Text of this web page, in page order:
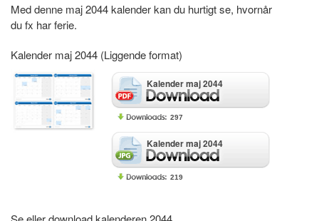
Med denne maj 2044 kalender kan du hurtigt se, hvornår
du fx har ferie.
Kalender maj 2044 (Liggende format)
Kalender maj 2044
297
Kalender maj 2044
219